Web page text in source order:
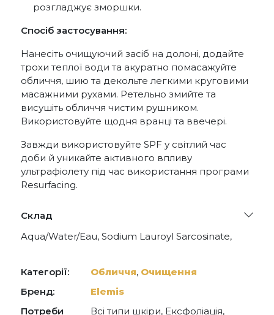
розгладжує зморшки.
Спосіб застосування:
Нанесіть очищуючий засіб на долоні, додайте
трохи теплої води та акуратно помасажуйте
обличчя, шию та декольте легкими круговими
масажними рухами. Ретельно змийте та
висушіть обличчя чистим рушником.
Використовуйте щодня вранці та ввечері.
Завжди використовуйте SPF у світлий час
доби й уникайте активного впливу
ультрафіолету під час використання програми
Resurfacing.
Склад
Aqua/Water/Eau, Sodium Lauroyl Sarcosinate,
Glycol Distearate, Glyceryl Oleate, Sodium
Lactate, Dicaprylyl Ether, Phenoxyethanol, Lauryl
Alcohol, Fragrance (Parfum), Sodium Chloride,
Категорії: Обличчя, Очищення
Бренд:
Elemis
Потреби
Всі типи шкіри, Ексфоліація,